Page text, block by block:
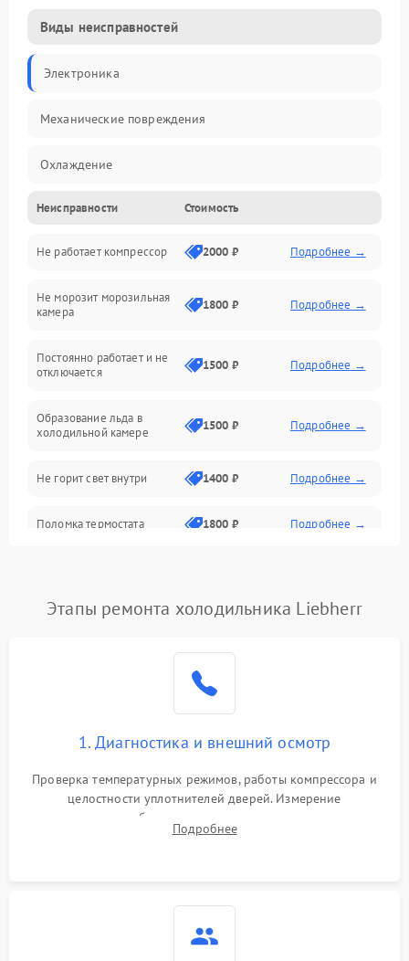
Виды неисправностей
Электроника
Механические повреждения
Охлаждение
Механика
Электропитание
Дренаж
Неисправности Стоимость
Не работает компрессор 2000 ₽ Подробнее →
Не морозит морозильная
камера
1800 ₽ Подробнее →
Постоянно работает и не
отключается
1500 ₽ Подробнее →
Образование льда в
холодильной камере
1500 ₽ Подробнее →
Не горит свет внутри 1400 ₽ Подробнее →
Поломка термостата 1800 ₽ Подробнее →
Поломка системы No Frost 2600 ₽ Подробнее →
работе
2000 ₽ Подробнее →
1000 ₽
1800 ₽
Этапы ремонта холодильника Liebherr
1. Диагностика и внешний осмотр
Проверка температурных режимов, работы компрессора и
целостности уплотнителей дверей. Измерение
сопротивления обмоток мотора, проверка термостата и
считывание кодов ошибок с электронного дисплея.
Подробнее